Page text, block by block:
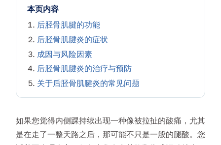
本页内容
后胫骨肌腱的功能
后胫骨肌腱炎的症状
成因与风险因素
后胫骨肌腱炎的治疗与预防
关于后胫骨肌腱炎的常见问题
如果您觉得内侧踝持续出现一种像被拉扯的酸痛，尤其
是在走了一整天路之后，那可能不只是一般的腿酸。您